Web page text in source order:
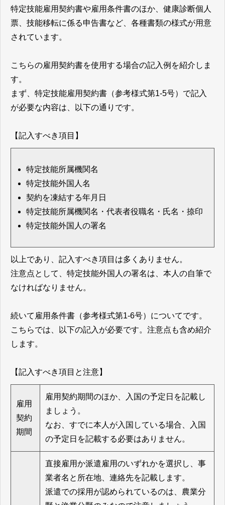
特定技能雇用契約書や雇用条件書のほか、健康診断個人
票、技能移転に係る申告書など、各種書類の様式が用意
されています。
こちらの雇用契約書を使用する場合の記入例を紹介しま
す。
まず、特定技能雇用契約書（参考様式第1-5号）で記入
が必要な内容は、以下の通りです。
【記入すべき項目】
特定技能所属機関名
特定技能外国人名
契約を凍結する年月日
特定技能所属機関名・代表者役職名・氏名・捺印
特定技能外国人の署名
以上であり、記入すべき項目は多くありません。
注意点として、特定技能外国人の署名は、本人の自筆で
なければなりません。
続いて雇用条件書（参考様式第1-6号）についてです。
こちらでは、以下の記入が必要です。注意点も含め紹介
します。
【記入すべき項目と注意】
雇用
契約
期間
雇用契約期間のほか、入国の予定日を記載し
ましょう。
なお、すでに本人が入国している場合、入国
の予定日を記載する必要はありません。
直接雇用か派遣雇用のいずれかを選択し、事
業者名と所在地、連絡先を記載します。
派遣での採用が認められているのは、農業分